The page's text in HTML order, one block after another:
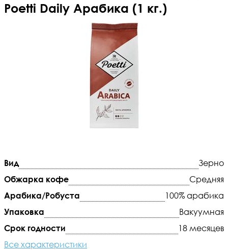
Poetti Daily Арабика (1 кг.)
Вид
Зерно
Обжарка кофе
Средняя
Арабика/Робуста
100% арабика
Упаковка
Вакуумная
Срок годности
18 месяцев
Все характеристики